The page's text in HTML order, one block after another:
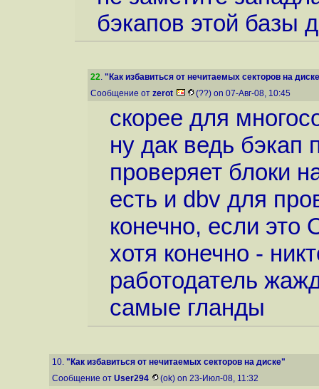
бэкапов этой базы
22. "Как избавиться от нечитаемых секторов на
Сообщение от zerot (??) on 07-Авг-08, 10:45
скорее для
ну дак ведь
проверяет блоки
есть и dbv для
конечно, если это
хотя конечно -
работодатель
самые гланды
10. "Как избавиться от нечитаемых секторов на диске"
Сообщение от User294 (ok) on 23-Июл-08, 11:32